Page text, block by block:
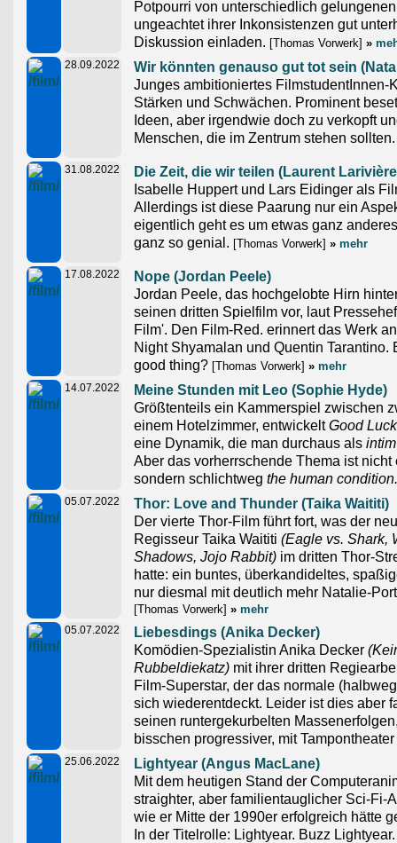
Potpourri von unterschiedlich
ungeachtet ihrer Inkonsistenzen gut
Diskussion einladen. [Thomas Vorwerk] »
28.09.2022
Wir könnten genauso gut tot sein
Junges ambitioniertes FilmstudentInnen-
Stärken und Schwächen. Prominent
Ideen, aber irgendwie doch zu verkopft
Menschen, die im Zentrum stehen sollten.
31.08.2022
Die Zeit, die wir teilen (Laurent
Isabelle Huppert und Lars Eidinger als
Allerdings ist diese Paarung nur ein
eigentlich geht es um etwas ganz
ganz so genial. [Thomas Vorwerk] » mehr
17.08.2022
Nope (Jordan Peele)
Jordan Peele, das hochgelobte Hirn
seinen dritten Spielfilm vor, laut
Film'. Den Film-Red. erinnert das Werk
Night Shyamalan und Quentin Tarantino.
good thing? [Thomas Vorwerk] » mehr
14.07.2022
Meine Stunden mit Leo (Sophie Hyde)
Größtenteils ein Kammerspiel zwischen
einem Hotelzimmer, entwickeltGood
eine Dynamik, die man durchaus als intim
Aber das vorherrschende Thema ist nicht
sondern schlichtweg the human condition.
05.07.2022
Thor: Love and Thunder (Taika Waititi)
Der vierte Thor-Film führt fort, was der
Regisseur Taika Waititi (Eagle vs. Shark,
Shadows, Jojo Rabbit) im dritten Thor-
hatte: ein buntes, überkandideltes,
nur diesmal mit deutlich mehr Natalie-
[Thomas Vorwerk] » mehr
05.07.2022
Liebesdings (Anika Decker)
Komödien-Spezialistin Anika Decker
Rubbeldiekatz) mit ihrer dritten
Film-Superstar, der das normale
sich wiederentdeckt. Leider ist dies aber
seinen runtergekurbelten
bisschen progressiver, mit
25.06.2022
Lightyear (Angus MacLane)
Mit dem heutigen Stand der
straighter, aber familientauglicher Sci-Fi-
wie er Mitte der 1990er erfolgreich hätte
In der Titelrolle: Lightyear. Buzz Lightyear.